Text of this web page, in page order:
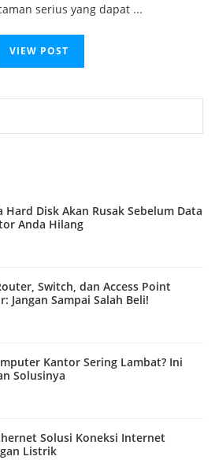
serius yang dapat ...
VIEW POST
Hard Disk Akan Rusak Sebelum Data
Anda Hilang
Switch, dan Access Point
Jangan Sampai Salah Beli!
Kantor Sering Lambat? Ini
Solusinya
Solusi Koneksi Internet
Listrik